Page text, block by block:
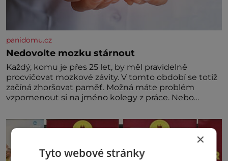
panidomu.cz
Nedovolte mozku stárnout
Každý, komu je přes 25 let, by měl pravidelně
procvičovat mozkové závity. V tomto období se totiž
začíná zhoršovat paměť. Možná máte problém
vzpomenout si na jméno kolegy z práce. Nebo
nedávno přečetli. Je to opravdu tak, s věkem jako
kdyby se paměť rozhodla stávkovat. Cvičte
×
Tyto webové stránky